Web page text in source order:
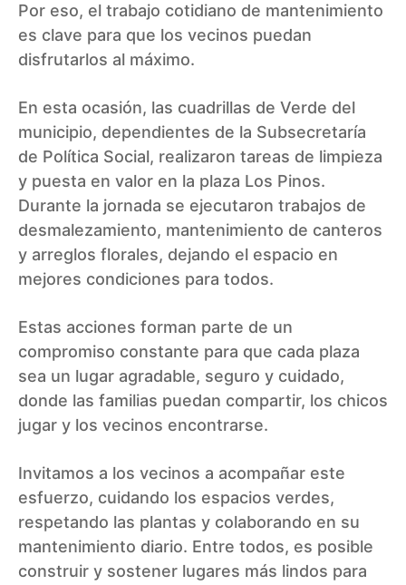
Por eso, el trabajo cotidiano de mantenimiento
es clave para que los vecinos puedan
disfrutarlos al máximo.
En esta ocasión, las cuadrillas de Verde del
municipio, dependientes de la Subsecretaría
de Política Social, realizaron tareas de limpieza
y puesta en valor en la plaza Los Pinos.
Durante la jornada se ejecutaron trabajos de
desmalezamiento, mantenimiento de canteros
y arreglos florales, dejando el espacio en
mejores condiciones para todos.
Estas acciones forman parte de un
compromiso constante para que cada plaza
sea un lugar agradable, seguro y cuidado,
donde las familias puedan compartir, los chicos
jugar y los vecinos encontrarse.
Invitamos a los vecinos a acompañar este
esfuerzo, cuidando los espacios verdes,
respetando las plantas y colaborando en su
mantenimiento diario. Entre todos, es posible
construir y sostener lugares más lindos para